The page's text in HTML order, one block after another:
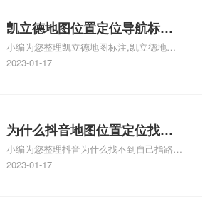
凯立德地图位置定位导航标
注？凯立德地图位置定位,导航,
标注？
小编为您整理凯立德地图标注,凯立德地图
标注怎么做啊、凯立德地图标注,凯立德地
相关地图标注知识，详情可查看下方正文！
2023-01-17
为什么抖音地图位置定位找不
到了？抖音为什么找不到当前
定位了？
小编为您整理抖音为什么找不到自己指路人
地图标注服务中心铺的位置、地图位置更新
2023-01-17